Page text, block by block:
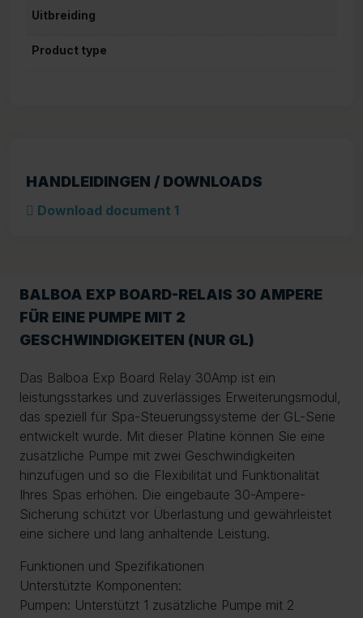
Uitbreiding
Product type
HANDLEIDINGEN / DOWNLOADS
Download document 1
BALBOA EXP BOARD-RELAIS 30 AMPERE
FÜR EINE PUMPE MIT 2
GESCHWINDIGKEITEN (NUR GL)
Das Balboa Exp Board Relay 30Amp ist ein
leistungsstarkes und zuverlässiges Erweiterungsmodul,
das speziell für Spa-Steuerungssysteme der GL-Serie
entwickelt wurde. Mit dieser Platine können Sie eine
zusätzliche Pumpe mit zwei Geschwindigkeiten
hinzufügen und so die Flexibilität und Funktionalität
Ihres Spas erhöhen. Die eingebaute 30-Ampere-
Sicherung schützt vor Überlastung und gewährleistet
eine sichere und lang anhaltende Leistung.
Funktionen und Spezifikationen
Unterstützte Komponenten:
Pumpen: Unterstützt 1 zusätzliche Pumpe mit 2